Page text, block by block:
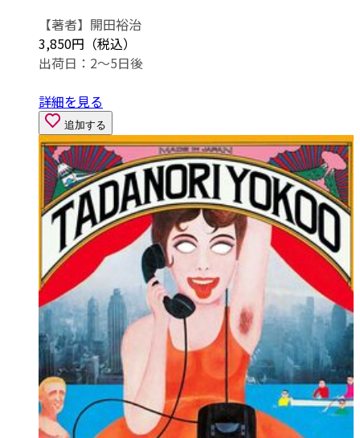
【著者】開田裕治
3,850円（税込）
出荷日：2～5日後
詳細を見る
追加する